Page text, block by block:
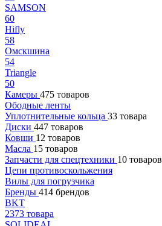
SAMSON
60
Hifly
58
Омскшина
54
Triangle
50
Камеры 475 товаров
Ободные ленты
Уплотнительные кольца 33 товара
Диски 447 товаров
Ковши 12 товаров
Масла 15 товаров
Запчасти для спецтехники 10 товаров
Цепи противоскольжения
Вилы для погрузчика
Бренды 414 брендов
BKT
2373 товара